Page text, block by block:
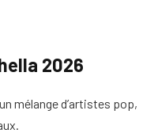
2026
mélange d’artistes pop,